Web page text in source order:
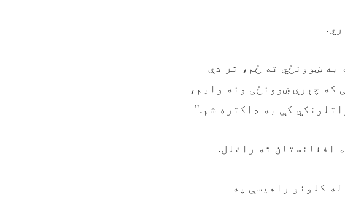
به ښوونځي ته ځم، تر دې
که چېرې ښوونځی ونه وایم،
کې به ډاکتره شم."
افغانستان ته راغلل.
کلونو راهیسې په